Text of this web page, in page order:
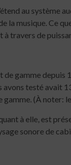
au système
la musique. Ce
travers de
gamme depuis
avons testé
(À noter:
à elle, est
sonore de